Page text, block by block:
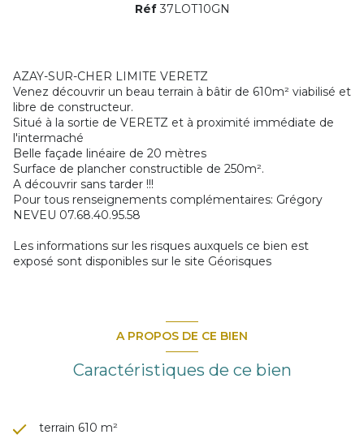
Réf37LOT10GN
AZAY-SUR-CHER LIMITE VERETZ
Venez découvrir un beau terrain à bâtir de 610m² viabilisé et
libre de constructeur.
Situé à la sortie de VERETZ et à proximité immédiate de
l'intermaché
Belle façade linéaire de 20 mètres
Surface de plancher constructible de 250m².
A découvrir sans tarder !!!
Pour tous renseignements complémentaires: Grégory
NEVEU 07.68.40.95.58
Les informations sur les risques auxquels ce bien est
exposé sont disponibles sur le site Géorisques
A PROPOS DE CE BIEN
Caractéristiques de ce bien
terrain 610 m²